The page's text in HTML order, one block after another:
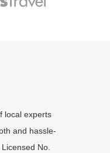
local experts
and hassle-
No.